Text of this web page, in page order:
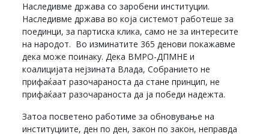
Наследивме држава со заробени институции.
Наследивме држава во која системот работеше за
поединци, за партиска клика, само не за интересите
на народот. Во изминатите 365 денови покажавме
дека може поинаку. Дека ВМРО-ДПМНЕ и
коалицијата нејзината Влада, Собранието не
прифаќаат разочараноста да стане принцип, не
прифаќаат разочараноста да ја победи надежта.
Затоа посветено работиме за обновување на
институциите, ден по ден, закон по закон, неправда